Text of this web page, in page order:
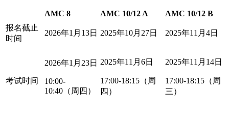
AMC 8 AMC 10/12 A
AMC 10/12 B
报名截止
时间
2026年1月13日 2025年10月27日 2025年11月4日
考试时间
2026年1月23日
10:00-
10:40（周四）
2025年11月6日
17:00-18:15（周
四）
2025年11月14日
17:00-18:15（周
三）